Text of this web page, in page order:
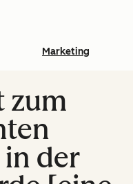
Marketing
zum
in der